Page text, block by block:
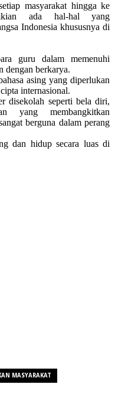
masyarakat hingga ke
ada hal-hal yang
Indonesia khususnya di
guru dalam memenuhi
dengan berkarya.
asing yang diperlukan
internasional.
disekolah seperti bela diri,
yang membangkitkan
berguna dalam perang
dan hidup secara luas di
MASYARAKAT